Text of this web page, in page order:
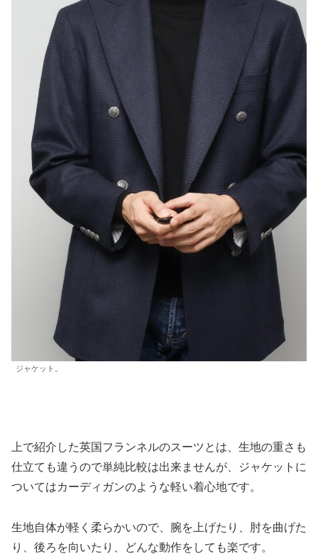
ジャケット。
上で紹介した英国フランネルのスーツとは、生地の重さも
仕立ても違うので単純比較は出来ませんが、ジャケットに
ついてはカーディガンのような軽い着心地です。
生地自体が軽く柔らかいので、腕を上げたり、肘を曲げた
り、後ろを向いたり、どんな動作をしても楽です。